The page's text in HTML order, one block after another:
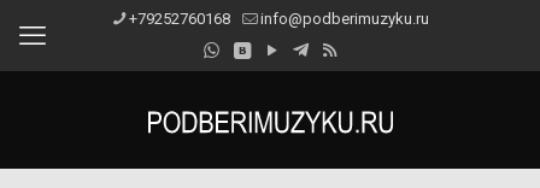
+79252760168 info@podberimuzyku.ru